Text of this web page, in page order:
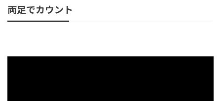
考になれば幸いです。 ...
両足でカウント